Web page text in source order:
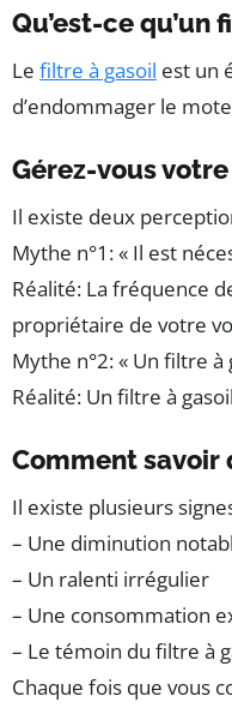
Qu’est-ce
Le filtre à gasoil est un
d’endommager le
Gérez-vous
Il existe deux
Mythe n°1: « Il est
Réalité: La fréquence
propriétaire de votre
Mythe n°2: « Un filtre
Réalité: Un filtre à
Comment savoir
Il existe plusieurs
– Une diminution
– Un ralenti irrégulier
– Une consommation
– Le témoin du filtre à
Chaque fois que vous